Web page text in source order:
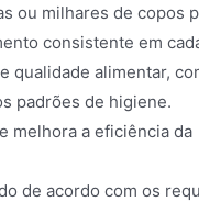
ou milhares de copos
consistente em
qualidade alimentar,
padrões de higiene.
melhora a eficiência da
de acordo com os